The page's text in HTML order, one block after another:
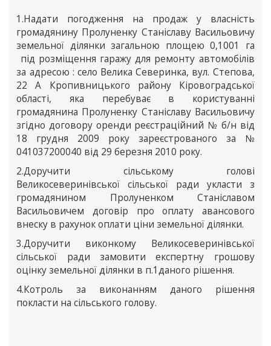
1.Надати погодження на продаж у власність
громадянину Пролуненку Станіславу Васильовичу
земельної ділянки загальною площею 0,1001 га
під розміщення гаражу для ремонту автомобілів
за адресою : село Велика Северинка, вул. Степова,
22 А Кропивницького району Кіровоградської
області, яка перебуває в користуванні
громадянина Пролуненку Станіславу Васильовичу
згідно договору оренди реєстраційний № б/н від
18 грудня 2009 року зареєстрованого за №
041037200040 від 29 березня 2010 року.
2.Доручити сільському голові
Великосеверинівської сільської ради укласти з
громадянином Пролуненком Станіславом
Васильовичем договір про оплату авансового
внеску в рахунок оплати ціни земельної ділянки.
3.Доручити виконкому Великосеверинівської
сільської ради замовити експертну грошову
оцінку земельної ділянки в п.1даного рішення.
4.Котроль за виконанням даного рішення
покласти на сільського голову.